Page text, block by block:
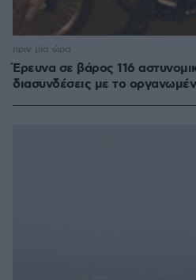
Έρευνα σε βάρος 116
διασυνδέσεις με το
πριν μία ώρα